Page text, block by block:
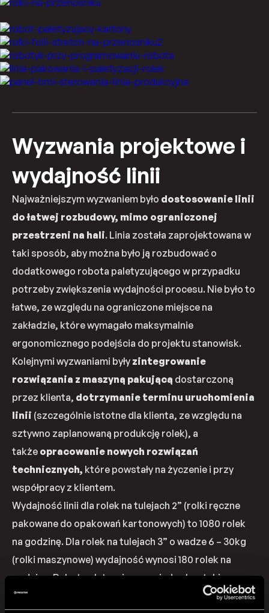
Wyzwania projektowe i
wydajność linii
Najważniejszym wyzwaniem było dostosowanie linii
do łatwej rozbudowy, mimo ograniczonej
przestrzeni na hali. Linia została zaprojektowana w
taki sposób, aby można było ją rozbudować o
dodatkowego robota paletyzującego w przypadku
potrzeby zwiększenia wydajności procesu. Nie było to
łatwe, ze względu na ograniczone miejsce na
zakładzie, które wymagało maksymalnie
ergonomicznego podejścia do projektu stanowisk.
Kolejnymi wyzwaniami były zintegrowanie
rozwiązania z maszyną pakującą dostarczoną
przez klienta, dotrzymanie terminu uruchomienia
linii (szczególnie istotne dla klienta, ze względu na
sztywno zaplanowaną produkcję rolek), a
także opracowanie nowych rozwiązań
technicznych, które powstały na życzenie i przy
współpracy z klientem.
Wydajność linii dla rolek na tulejach 2” (rolki ręczne
pakowane do opakowań kartonowych) to 1080 rolek
na godzinę. Dla rolek na tulejach 3” o wadze 6 – 30kg
(rolki maszynowe) wydajność wynosi 180 rolek na
godzinę. Robot paletyzujący posiada chwytaki
dostosowane do rolek maszynowych oraz kartonów